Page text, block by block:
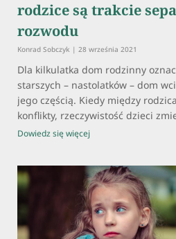
rodzice są trakcie
rozwodu
Konrad Sobczyk 28 września 2021
Dla kilkulatka dom rodzinny
starszych – nastolatków – dom
jego częścią. Kiedy między
konflikty, rzeczywistość dzieci
Dowiedz się więcej